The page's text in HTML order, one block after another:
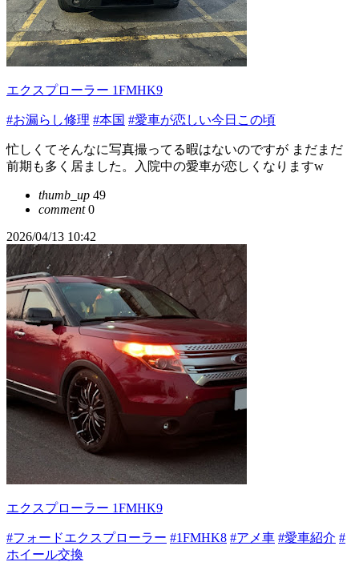
エクスプローラー 1FMHK9
#お漏らし修理 #本国 #愛車が恋しい今日この頃
忙しくてそんなに写真撮ってる暇はないのですが まだまだ
前期も多く居ました。入院中の愛車が恋しくなりますw
thumb_up 49
comment0
2026/04/13 10:42
エクスプローラー 1FMHK9
#フォードエクスプローラー #1FMHK8 #アメ車 #愛車紹介 #
ホイール交換